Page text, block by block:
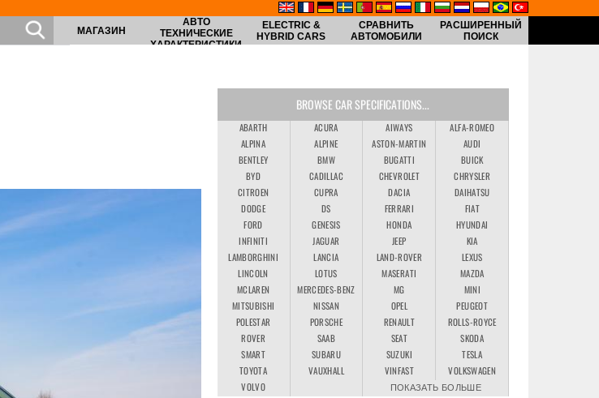
МАГАЗИН
АВТО
ТЕХНИЧЕСКИЕ
ХАРАКТЕРИСТИКИ
ELECTRIC &
HYBRID CARS
СРАВНИТЬ
АВТОМОБИЛИ
РАСШИРЕННЫЙ
ПОИСК
BROWSE CAR SPECIFICATIONS...
ABARTH ACURA AIWAYS
ALFA-ROMEO
ALPINA
ALPINE ASTON-MARTIN
AUDI
BENTLEY
BMW BUGATTI
BUICK
BYD
CADILLAC CHEVROLET
CHRYSLER
CITROEN
CUPRA DACIA
DAIHATSU
DODGE
DS FERRARI
FIAT
FORD
GENESIS HONDA
HYUNDAI
INFINITI
JAGUAR JEEP
KIA
LAMBORGHINI
LANCIA LAND-ROVER
LEXUS
LINCOLN
LOTUS MASERATI
MAZDA
MCLAREN
MERCEDES-BENZ MG
MINI
MITSUBISHI
NISSAN OPEL
PEUGEOT
POLESTAR
PORSCHE RENAULT
ROLLS-ROYCE
ROVER
SAAB SEAT
SKODA
SMART
SUBARU SUZUKI
TESLA
TOYOTA
VAUXHALL VINFAST
VOLKSWAGEN
VOLVO
ПОКАЗАТЬ БОЛЬШЕ